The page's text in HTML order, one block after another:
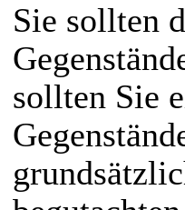
Sie sollten
sollten Sie